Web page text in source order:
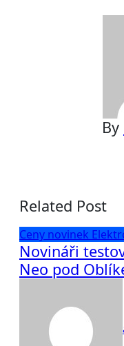
By
Related Post
Ceny novinek
Novináři
Neo pod